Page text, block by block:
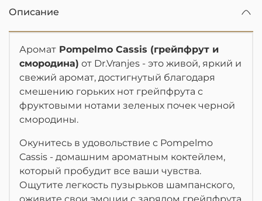
Описание
Аромат Pompelmo Cassis (грейпфрут и
смородина) от Dr.Vranjes - это живой, яркий и
свежий аромат, достигнутый благодаря
смешению горьких нот грейпфрута с
фруктовыми нотами зеленых почек черной
смородины.
Окунитесь в удовольствие с Pompelmo
Cassis - домашним ароматным коктейлем,
который пробудит все ваши чувства.
Ощутите легкость пузырьков шампанского,